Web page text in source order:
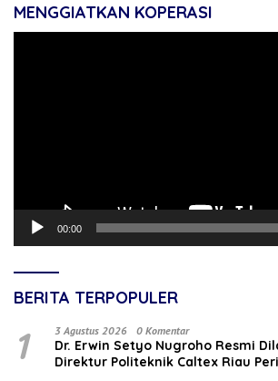
MENGGIATKAN KOPERASI
00:00
BERITA TERPOPULER
1 3 Agustus 2026 0 Komentar
‎Dr. Erwin Setyo Nugroho Resmi
Direktur Politeknik Caltex Riau